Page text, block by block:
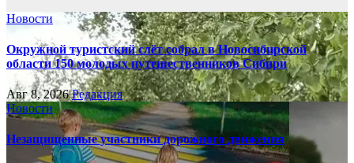
Новости
Окружной туристский слёт собрал в Новосибирской
области 150 молодых путешественников Сибири
Авг 8, 2026Редакция
Новости
Незащищенные участники дорожного движения